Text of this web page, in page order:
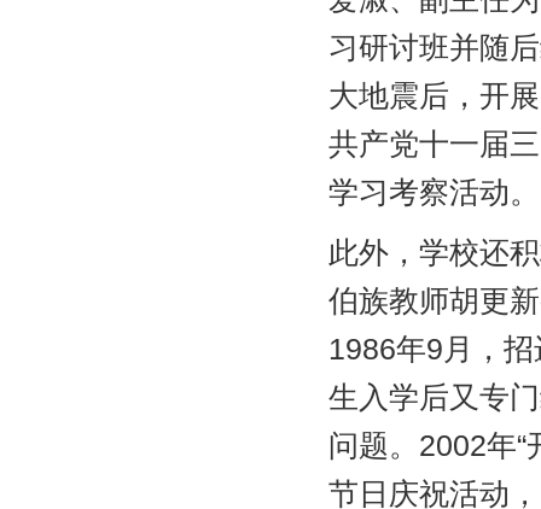
习研讨班并随
大地震后，开
共产党十一届
学习考察活动。
此外，学校还
伯族教师胡更
1986年9月，
生入学后又专
问题。2002年
节日庆祝活动